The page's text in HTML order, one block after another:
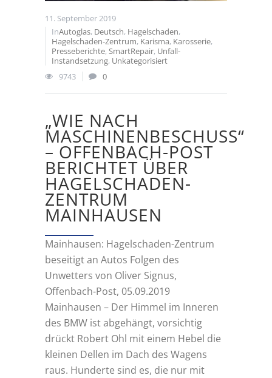
11. September 2019
InAutoglas, Deutsch, Hagelschaden,
Hagelschaden-Zentrum, Karisma, Karosserie,
Presseberichte,SmartRepair, Unfall-
Instandsetzung, Unkategorisiert
9743
0
„WIE NACH
MASCHINENBESCHUSS“
– OFFENBACH-POST
BERICHTET ÜBER
HAGELSCHADEN-
ZENTRUM
MAINHAUSEN
Mainhausen: Hagelschaden-Zentrum
beseitigt an Autos Folgen des
Unwetters von Oliver Signus,
Offenbach-Post, 05.09.2019
Mainhausen – Der Himmel im Inneren
des BMW ist abgehängt, vorsichtig
drückt Robert Ohl mit einem Hebel die
kleinen Dellen im Dach des Wagens
raus. Hunderte sind es, die nur mit